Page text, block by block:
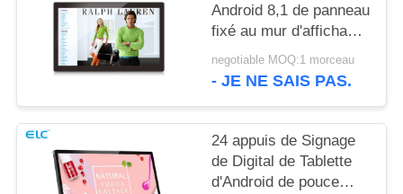
PRIVÉE
Android 8,1 de panneau
fixé au mur d'affichage
à cristaux liquides de
Rockchip RK3288
negotiable MOQ:1 morceau
- JE NE SAIS PAS.
24 appuis de Signage
de Digital de Tablette
d'Android de pouce